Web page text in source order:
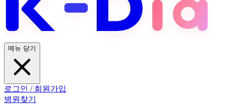
메뉴 닫기
로그인 / 회원가입
병원찾기